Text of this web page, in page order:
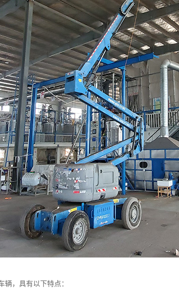
辆，具有以下特点：